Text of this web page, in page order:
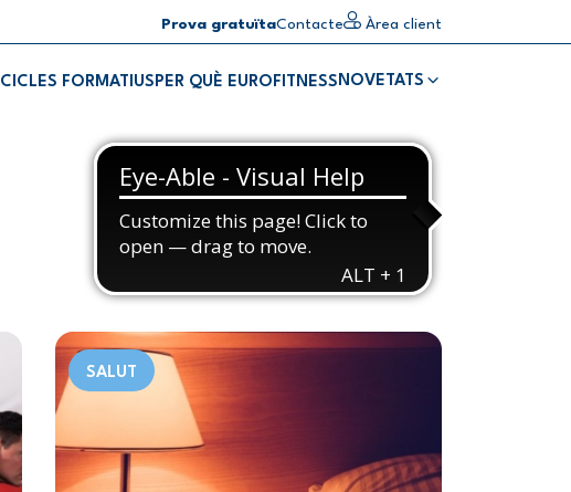
Prova gratuïtaContacte Àrea client
CICLES FORMATIUS PER QUÈ EUROFITNESS NOVETATS
SALUT